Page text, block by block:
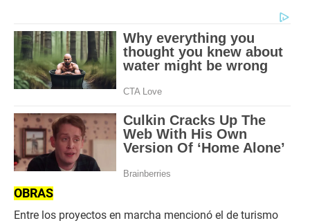
OBRAS
Entre los proyectos en marcha mencionó el de turismo